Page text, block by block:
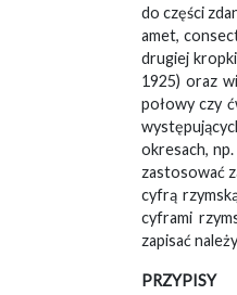
do części
amet,
drugiej
1925) oraz
połowy czy
okresach,
zastosować
cyfrą
cyframi
zapisać
PRZYPISY